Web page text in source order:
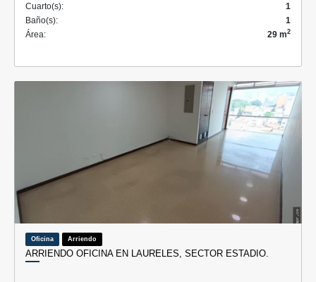
Cuarto(s):
1
Baño(s):
1
Área:
29 m2
Oficina Arriendo
ARRIENDO OFICINA EN LAURELES, SECTOR ESTADIO.